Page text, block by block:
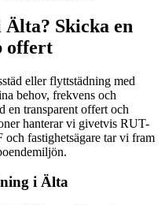
Skicka en
offert
eller flyttstädning med
behov, frekvens och
en transparent offert och
hanterar vi givetvis RUT-
fastighetsägare tar vi fram
i Älta